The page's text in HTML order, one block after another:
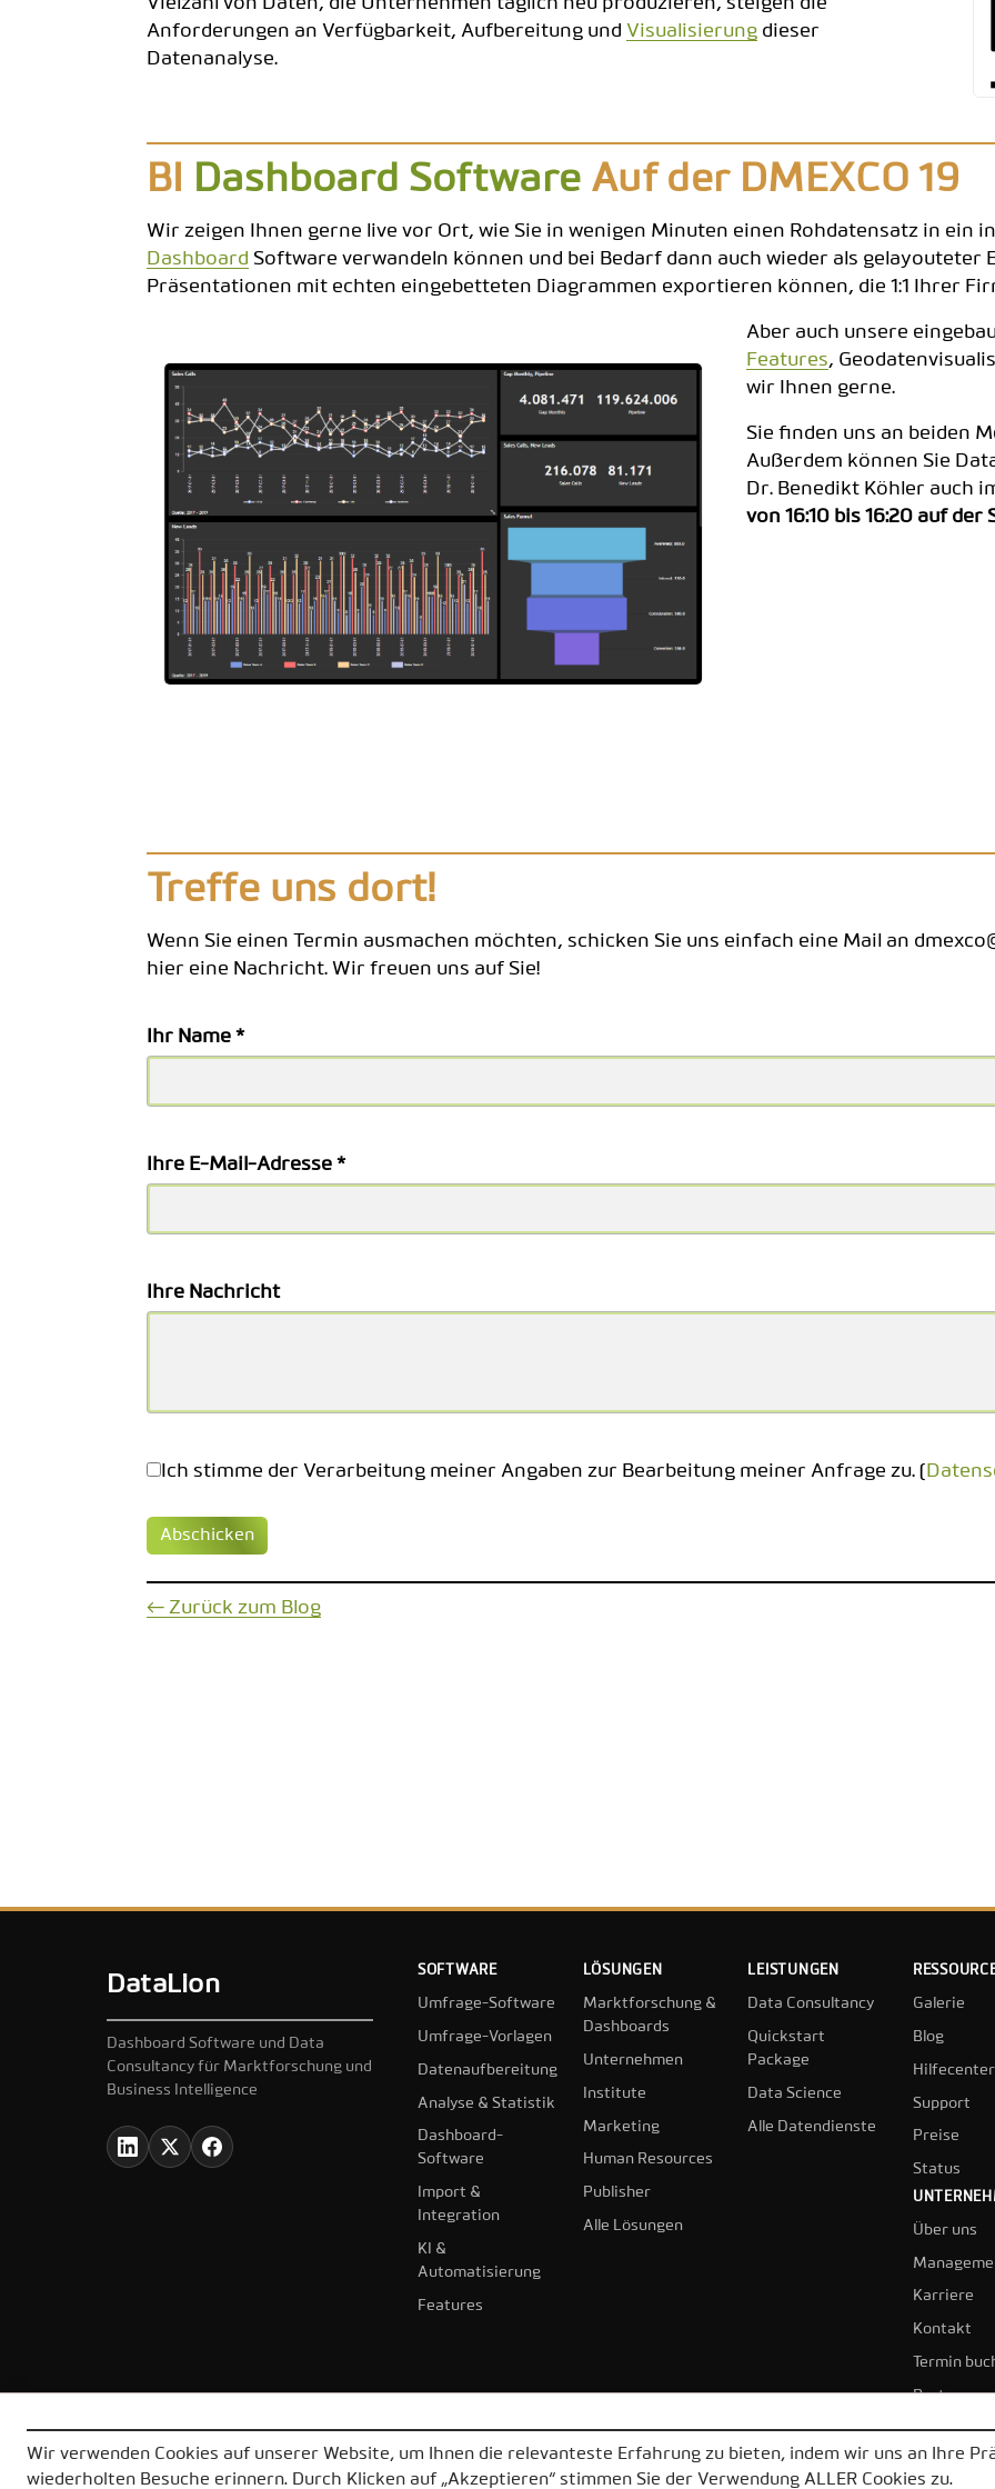
CODEBOOK
Anforderungen an Verfügbarkeit, Aufbereitung und Visualisierung dieser
Datenanalyse.
BI Dashboard Software Auf der DMEXCO 19
Wir zeigen Ihnen gerne live vor Ort, wie Sie in wenigen Minuten einen Rohdatensatz in ein
Dashboard Software verwandeln können und bei Bedarf dann auch wieder als gelayouteter
Präsentationen mit echten eingebetteten Diagrammen exportieren können, die 1:1 Ihrer
Aber auch unsere
Features,
wir Ihnen gerne.
Sie finden uns an beiden
Außerdem können Sie
Dr. Benedikt Köhler auch
von 16:10 bis 16:20 auf der
Treffe uns dort!
Wenn Sie einen Termin ausmachen möchten, schicken Sie uns einfach eine Mail an
hier eine Nachricht. Wir freuen uns auf Sie!
Ihr Name *
Ihre E-Mail-Adresse *
Ihre Nachricht
Ich stimme der Verarbeitung meiner Angaben zur Bearbeitung meiner Anfrage zu. (
Abschicken
← Zurück zum Blog
DataLion
Dashboard Software und Data
Consultancy für Marktforschung und
Business Intelligence
SOFTWARE
Umfrage-Software
Umfrage-Vorlagen
Datenaufbereitung
Analyse & Statistik
Dashboard-
Software
Import &
Integration
KI &
Automatisierung
Features
LÖSUNGEN
Marktforschung &
Dashboards
Unternehmen
Institute
Marketing
Human Resources
Publisher
Alle Lösungen
LEISTUNGEN
Data Consultancy
Quickstart
Package
Data Science
Alle Datendienste
Galerie
Blog
Hilfecenter
Support
Preise
Status
Über uns
Karriere
Kontakt
Termin
Partner
Wir verwenden Cookies auf unserer Website, um Ihnen die relevanteste Erfahrung zu bieten, indem wir uns an Ihre
wiederholten Besuche erinnern. Durch Klicken auf „Akzeptieren“ stimmen Sie der Verwendung ALLER Cookies zu.